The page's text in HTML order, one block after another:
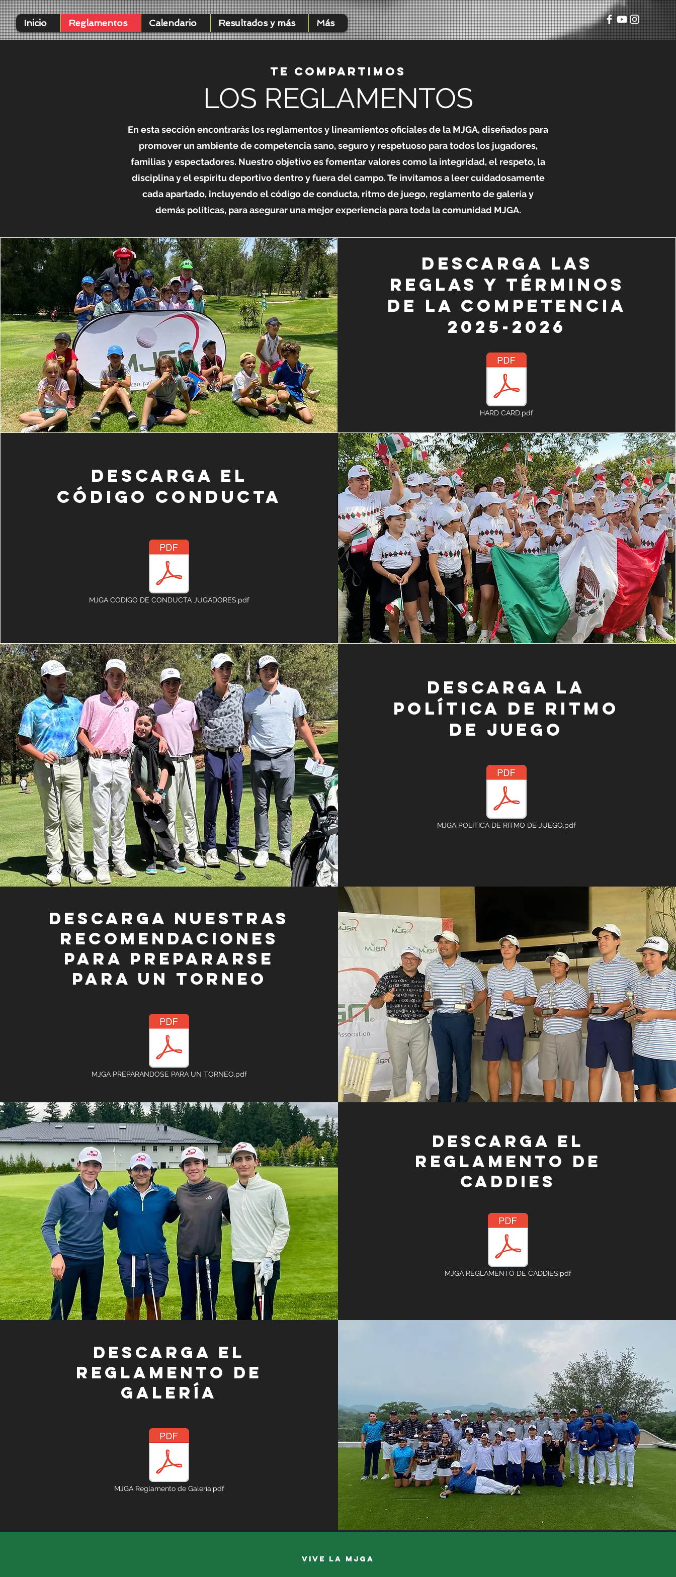
Inicio Reglamentos Calendario Resultados y más Más
Te compartimos
LOS REGLAMENTOS
En esta sección encontrarás los reglamentos y lineamientos oficiales de la MJGA, diseñados para
promover un ambiente de competencia sano, seguro y respetuoso para todos los jugadores,
familias y espectadores. Nuestro objetivo es fomentar valores como la integridad, el respeto, la
disciplina y el espíritu deportivo dentro y fuera del campo. Te invitamos a leer cuidadosamente
cada apartado, incluyendo el código de conducta, ritmo de juego, reglamento de galería y
demás políticas, para asegurar una mejor experiencia para toda la comunidad MJGA.
Descarga las
reglas y términos
de la competencia
2025-2026
HARD CARD.pdf
Descarga el
código conducta
MJGA CODIGO DE CONDUCTA JUGADORES.pdf
Descarga la
política de ritmo
de juego
MJGA POLITICA DE RITMO DE JUEGO.pdf
Descarga nuestras
recomendaciones
para prepararse
para un torneo
MJGA PREPARANDOSE PARA UN TORNEO.pdf
Descarga el
reglamento de
caddies
MJGA REGLAMENTO DE CADDIES.pdf
Descarga el
reglamento de
galería
MJGA Reglamento de Galería.pdf
Vive la MJGA